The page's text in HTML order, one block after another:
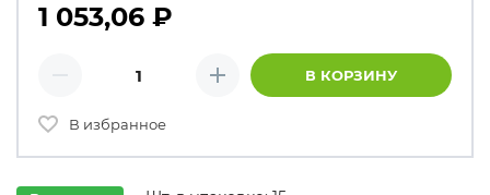
1 053,06 ₽
Плюс В КОРЗИНУ
В избранное